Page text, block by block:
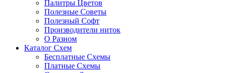
Палитры Цветов
Полезные Советы
Полезный Софт
Производители ниток
О Разном
Каталог Схем
Бесплатные Схемы
Платные Схемы